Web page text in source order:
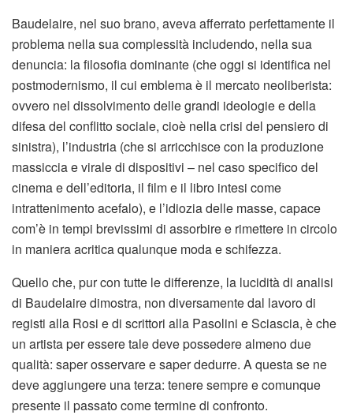
Baudelaire, nel suo brano, aveva afferrato perfettamente il
problema nella sua complessità includendo, nella sua
denuncia: la filosofia dominante (che oggi si identifica nel
postmodernismo, il cui emblema è il mercato neoliberista:
ovvero nel dissolvimento delle grandi ideologie e della
difesa del conflitto sociale, cioè nella crisi del pensiero di
sinistra), l’industria (che si arricchisce con la produzione
massiccia e virale di dispositivi – nel caso specifico del
cinema e dell’editoria, il film e il libro intesi come
intrattenimento acefalo), e l’idiozia delle masse, capace
com’è in tempi brevissimi di assorbire e rimettere in circolo
in maniera acritica qualunque moda e schifezza.
Quello che, pur con tutte le differenze, la lucidità di analisi
di Baudelaire dimostra, non diversamente dal lavoro di
registi alla Rosi e di scrittori alla Pasolini e Sciascia, è che
un artista per essere tale deve possedere almeno due
qualità: saper osservare e saper dedurre. A questa se ne
deve aggiungere una terza: tenere sempre e comunque
presente il passato come termine di confronto.